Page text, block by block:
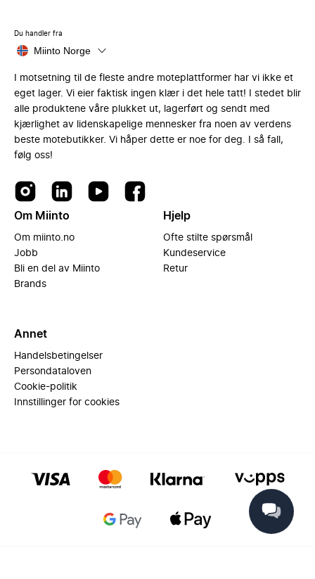
Du handler fra
Miinto Norge
I motsetning til de fleste andre moteplattformer har vi ikke et
eget lager. Vi eier faktisk ingen klær i det hele tatt! I stedet blir
alle produktene våre plukket ut, lagerført og sendt med
kjærlighet av lidenskapelige mennesker fra noen av verdens
beste motebutikker. Vi håper dette er noe for deg. I så fall,
følg oss!
Om Miinto
Om miinto.no
Jobb
Bli en del av Miinto
Brands
Hjelp
Ofte stilte spørsmål
Kundeservice
Retur
Annet
Handelsbetingelser
Persondataloven
Cookie-politik
Innstillinger for cookies